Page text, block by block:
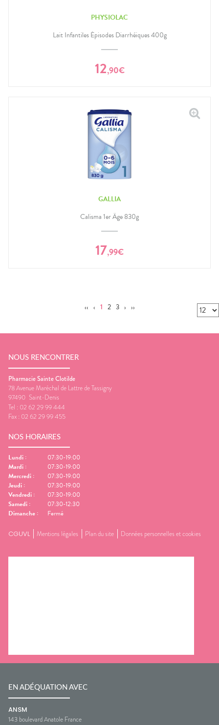
PHYSIOLAC
Lait Infantiles Épisodes Diarrhéiques 400g
12,90€
GALLIA
Calisma 1er Âge 830g
17,99€
‹‹ ‹ 1 2 3 › ››
NOUS RENCONTRER
Pharmacie Sainte Clotilde
78 Avenue Maréchal de Lattre de Tassigny
97490 Saint-Denis
Tel : 02 62 29 99 444
Fax : 02 62 29 99 455
NOS HORAIRES
Lundi :
07:30-19:00
Mardi :
07:30-19:00
Mercredi :
07:30-19:00
Jeudi :
07:30-19:00
Vendredi :
07:30-19:00
Samedi :
07:30-12:30
Dimanche : Fermé
CGUVL Mentions légales Plan du site Données personnelles et cookies
EN ADÉQUATION AVEC
ANSM
143 boulevard Anatole France